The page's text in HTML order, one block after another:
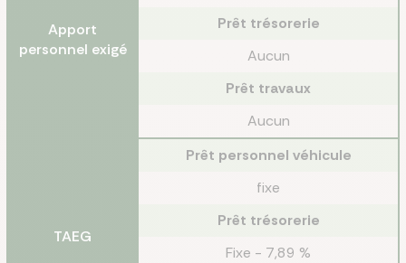
Apport
personnel exigé
Prêt trésorerie
Aucun
Prêt travaux
Aucun
TAEG
Prêt personnel véhicule
fixe
Prêt trésorerie
Fixe - 7,89 %